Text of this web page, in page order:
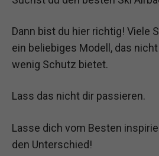
Dann bist du hier richtig! Viele
ein beliebiges Modell, das
wenig Schutz bietet.
Lass das nicht dir passieren.
Lasse dich vom Besten
den Unterschied!